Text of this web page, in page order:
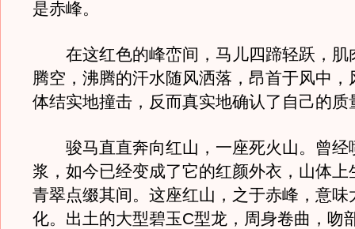
是赤峰。
在这红色的峰峦间，马儿四蹄轻跃，肌
腾空，沸腾的汗水随风洒落，昂首于风中，
体结实地撞击，反而真实地确认了自己的质
骏马直直奔向红山，一座死火山。曾经
浆，如今已经变成了它的红颜外衣，山体上
青翠点缀其间。这座红山，之于赤峰，意味
化。出土的大型碧玉C型龙，周身卷曲，吻